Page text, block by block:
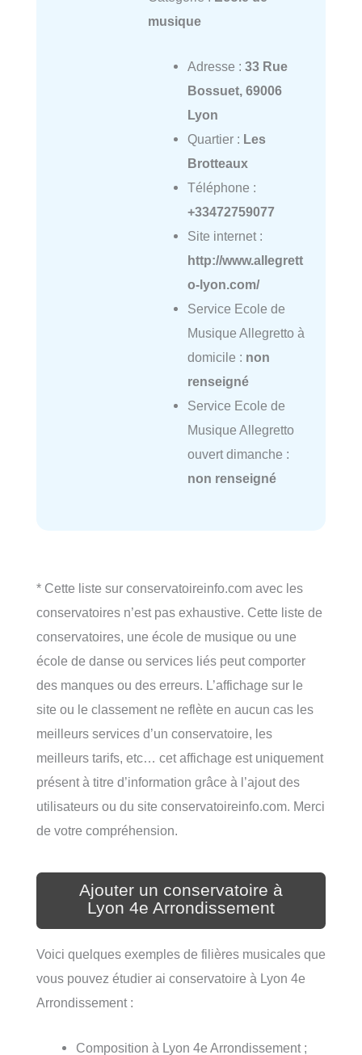
musique
Adresse : 33 Rue
Bossuet, 69006
Lyon
Quartier : Les
Brotteaux
Téléphone :
+33472759077
Site internet :
http://www.allegrett
o-lyon.com/
Service Ecole de
Musique Allegretto à
domicile : non
renseigné
Service Ecole de
Musique Allegretto
ouvert dimanche :
non renseigné
* Cette liste sur conservatoireinfo.com avec les
conservatoires n’est pas exhaustive. Cette liste de
conservatoires, une école de musique ou une
école de danse ou services liés peut comporter
des manques ou des erreurs. L’affichage sur le
site ou le classement ne reflète en aucun cas les
meilleurs services d’un conservatoire, les
meilleurs tarifs, etc… cet affichage est uniquement
présent à titre d’information grâce à l’ajout des
utilisateurs ou du site conservatoireinfo.com. Merci
de votre compréhension.
Ajouter un conservatoire à
Lyon 4e Arrondissement
Voici quelques exemples de filières musicales que
vous pouvez étudier ai conservatoire à Lyon 4e
Arrondissement :
Composition à Lyon 4e Arrondissement ;